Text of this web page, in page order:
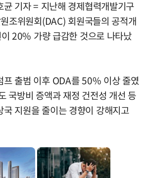
기자 = 지난해 경제협력개발기구
조위원회(DAC) 회원국들의 공적개
20% 가량 급감한 것으로 나타났
프 출범 이후 ODA를 50% 이상 줄였
국방비 증액과 재정 건전성 개선 등
국 지원을 줄이는 경향이 강해지고